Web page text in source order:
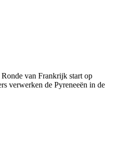
van Frankrijk start op
verwerken de Pyreneeën in de